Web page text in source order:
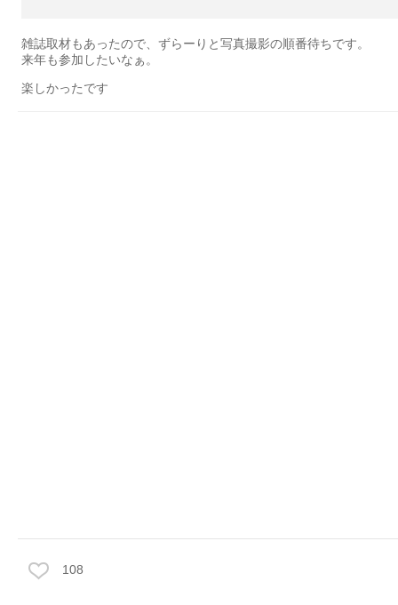
雑誌取材もあったので、ずらーりと写真撮影の順番待ちです。
来年も参加したいなぁ。
楽しかったです
108